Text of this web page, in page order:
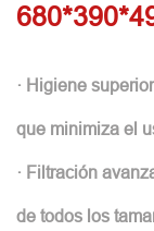
· Higiene
que minimiza el
· Filtración
de todos los